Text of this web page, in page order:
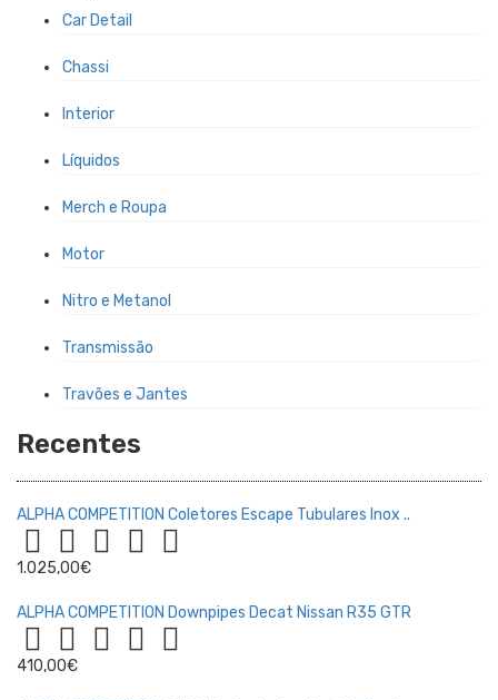
Car Detail
Chassi
Interior
Líquidos
Merch e Roupa
Motor
Nitro e Metanol
Transmissão
Travões e Jantes
Recentes
ALPHA COMPETITION Coletores Escape Tubulares Inox ..
1.025,00€
ALPHA COMPETITION Downpipes Decat Nissan R35 GTR
410,00€